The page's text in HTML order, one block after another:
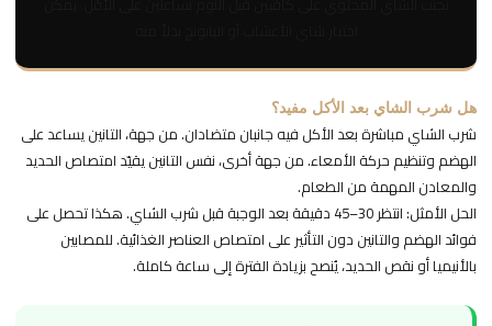
هل شرب الشاي بعد الأكل مفيد؟
شرب الشاي مباشرة بعد الأكل فيه جانبان متضادان. من جهة، التانين يساعد على
الهضم وتنظيم حركة الأمعاء. من جهة أخرى، نفس التانين يقيّد امتصاص الحديد
والمعادن المهمة من الطعام.
الحل الأمثل: انتظر 30–45 دقيقة بعد الوجبة قبل شرب الشاي. هكذا تحصل على
فوائد الهضم والتانين دون التأثير على امتصاص العناصر الغذائية. للمصابين
بالأنيميا أو نقص الحديد، يُنصح بزيادة الفترة إلى ساعة كاملة.